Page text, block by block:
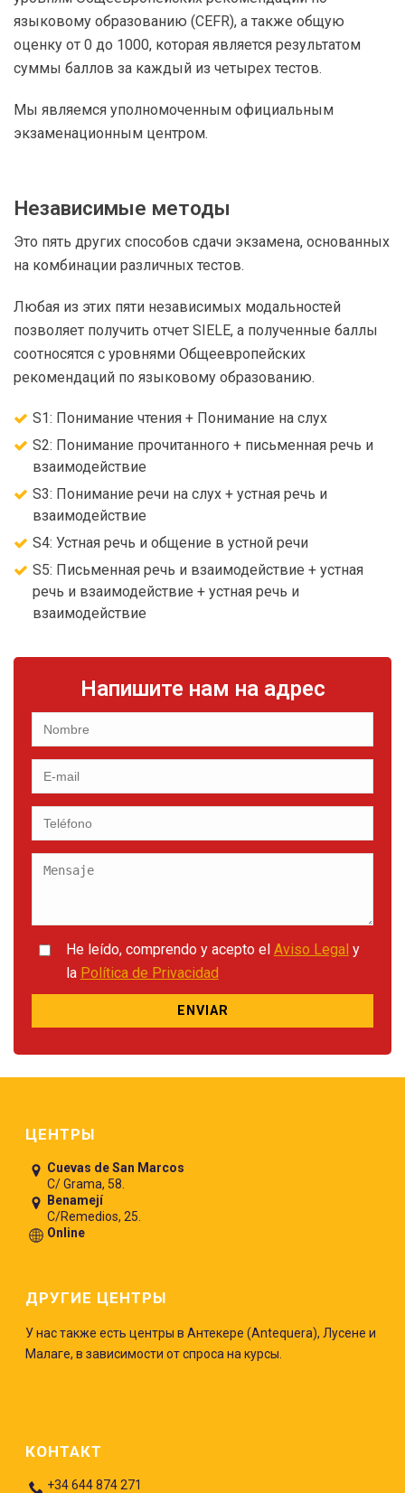
языковому образованию (CEFR), а также общую
оценку от 0 до 1000, которая является результатом
суммы баллов за каждый из четырех тестов.
Мы являемся уполномоченным официальным
экзаменационным центром.
Независимые методы
Это пять других способов сдачи экзамена, основанных
на комбинации различных тестов.
Любая из этих пяти независимых модальностей
позволяет получить отчет SIELE, а полученные баллы
соотносятся с уровнями Общеевропейских
рекомендаций по языковому образованию.
S1: Понимание чтения + Понимание на слух
S2: Понимание прочитанного + письменная речь и
взаимодействие
S3: Понимание речи на слух + устная речь и
взаимодействие
S4: Устная речь и общение в устной речи
S5: Письменная речь и взаимодействие + устная
речь и взаимодействие + устная речь и
взаимодействие
Напишите нам на адрес
He leído, comprendo y acepto el Aviso Legal y
la Política de Privacidad
ЦЕНТРЫ
Cuevas de San Marcos
C/ Grama, 58.
Benamejí
C/Remedios, 25.
Online
ДРУГИЕ ЦЕНТРЫ
У нас также есть центры в Антекере (Antequera), Лусене и
Малаге, в зависимости от спроса на курсы.
КОНТАКТ
+34 644 874 271